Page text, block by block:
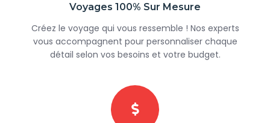
Voyages 100% Sur Mesure
Créez le voyage qui vous ressemble ! Nos experts
vous accompagnent pour personnaliser chaque
détail selon vos besoins et votre budget.